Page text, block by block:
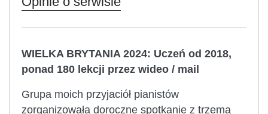
WIELKA BRYTANIA 2024: Uczeń od 2018,
ponad 180 lekcji przez wideo / mail
Grupa moich przyjaciół pianistów
zorganizowała doroczne spotkanie z trzema